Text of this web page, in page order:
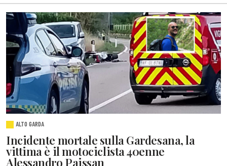
ALTO GARDA
Incidente mortale sulla Gardesana, la
vittima è il motociclista 40enne
Alessandro Paissan